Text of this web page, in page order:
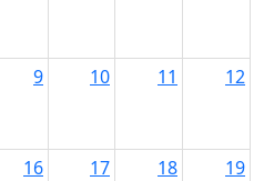
9 10 11 12
16 17 18 19